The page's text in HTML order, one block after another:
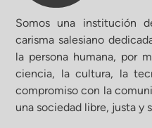
Somos una institución
carisma salesiano
la persona humana, por
ciencia, la cultura, la
compromiso con la
una sociedad libre, justa y